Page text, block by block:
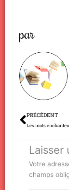
par
PRÉCÉDENT
Les mots
Laisser
Votre
champs